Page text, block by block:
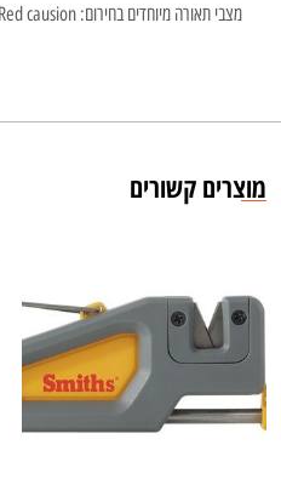
מצבי תאורה מיוחדים בחירום: Location Beacon, SOS, Red causion
מוצרים קשורים